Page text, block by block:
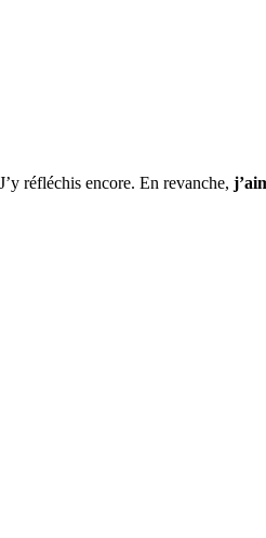
réfléchis encore. En revanche,